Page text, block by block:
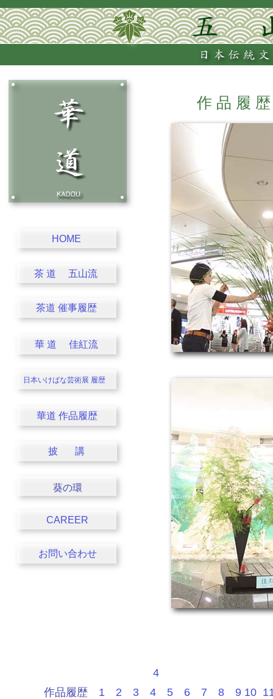
作 品 履
作品履歴 1 2 3 4 5 6 7 8 9 10
4
葵の環
披 講
茶道 催事履歴
HOME
華 道 佳紅流
茶 道 五山流
日本いけばな芸術展 履歴
華道 作品履歴
お問い合わせ
CAREER